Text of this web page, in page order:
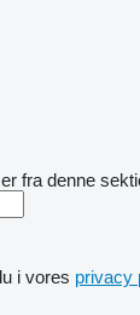
fra denne
i vores privacy